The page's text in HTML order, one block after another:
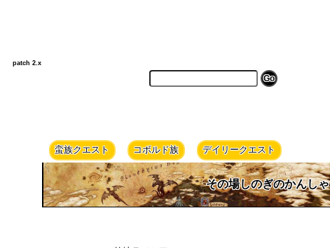
patch 2.x
蛮族クエスト コボルド族 デイリークエスト
その場しのぎのかんし